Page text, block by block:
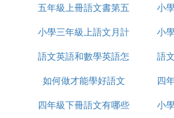
相對於其他出版社出版的教科書
社出版的教科書稱為「長春版」
版的教科書稱為「粵教版」、上
教科書稱為「滬教版」。可見所
「人民教育出版社」，所謂「版
本，而非「出版社」的「版」。
讓生活
五年級上冊語文書第五
單元總結作文怎麼寫
小
小學三年級上語文月計
劃作文怎麼寫
小
語文英語和數學英語怎
麼說
語
如何做才能學好語文
四
四年級下冊語文有哪些
小